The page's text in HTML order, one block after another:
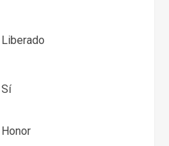
Liberado
Sí
Honor